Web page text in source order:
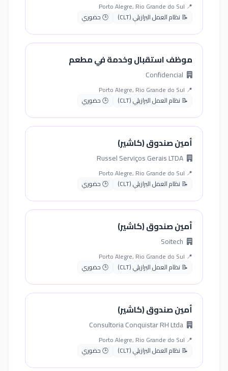
📍 Porto Alegre, Rio Grande do Sul
📝 نظام العمل البرازيلي (CLT)
🕒 حضوري
موظف استقبال وخدمة في مطعم
📍 Porto Alegre, Rio Grande do Sul
📝 نظام العمل البرازيلي (CLT)
🕒 حضوري
أمين صندوق (كاشير)
📍 Porto Alegre, Rio Grande do Sul
📝 نظام العمل البرازيلي (CLT)
🕒 حضوري
أمين صندوق (كاشير)
📍 Porto Alegre, Rio Grande do Sul
📝 نظام العمل البرازيلي (CLT)
🕒 حضوري
أمين صندوق (كاشير)
📍 Porto Alegre, Rio Grande do Sul
📝 نظام العمل البرازيلي (CLT)
🕒 حضوري